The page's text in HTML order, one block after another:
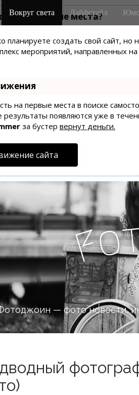
на первые места?
планируете создать свой сайт,
мероприятий, направленных
на первые места в поиске
результаты появляются уже в
за бустер вернут деньги.
сайта
Вокруг света Лайфстайл
Fo
— фото новости,